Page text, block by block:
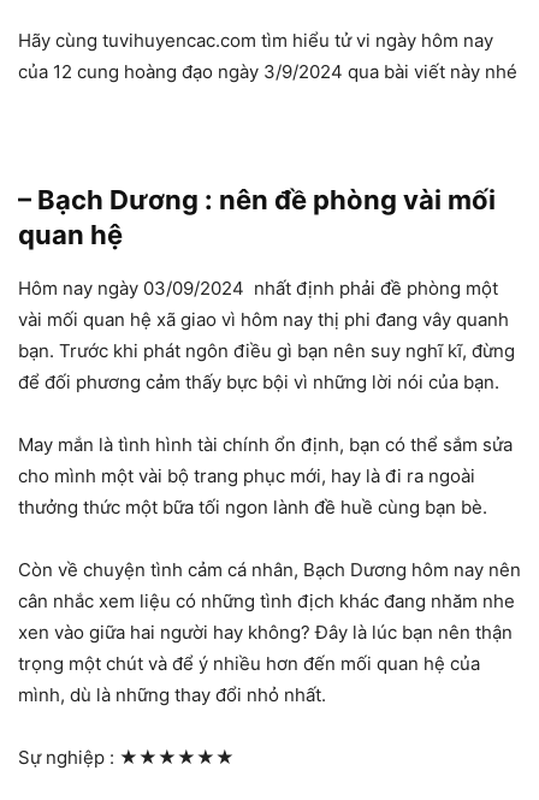
Hãy cùng tuvihuyencac.com tìm hiểu tử vi ngày hôm nay
của 12 cung hoàng đạo ngày 3/9/2024 qua bài viết này nhé
– Bạch Dương : nên đề phòng vài mối
quan hệ
Hôm nay ngày 03/09/2024 nhất định phải đề phòng một
vài mối quan hệ xã giao vì hôm nay thị phi đang vây quanh
bạn. Trước khi phát ngôn điều gì bạn nên suy nghĩ kĩ, đừng
để đối phương cảm thấy bực bội vì những lời nói của bạn.
May mắn là tình hình tài chính ổn định, bạn có thể sắm sửa
cho mình một vài bộ trang phục mới, hay là đi ra ngoài
thưởng thức một bữa tối ngon lành đề huề cùng bạn bè.
Còn về chuyện tình cảm cá nhân, Bạch Dương hôm nay nên
cân nhắc xem liệu có những tình địch khác đang nhăm nhe
xen vào giữa hai người hay không? Đây là lúc bạn nên thận
trọng một chút và để ý nhiều hơn đến mối quan hệ của
mình, dù là những thay đổi nhỏ nhất.
Sự nghiệp : ★★★★★★